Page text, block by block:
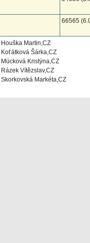
66565
Houška Martin,CZ
Koťátková Šárka,CZ
Mücková Kristýna,CZ
Rázek Vítězslav,CZ
Skorkovská Markéta,CZ